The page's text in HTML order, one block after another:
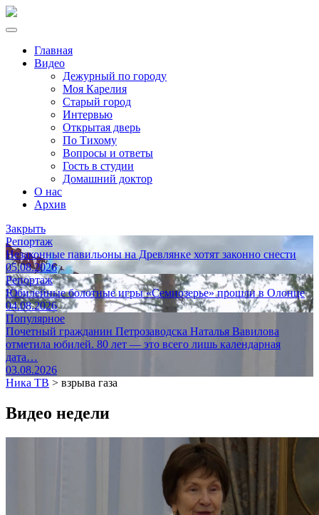
Главная
Видео
Дежурный по городу
Моя Карелия
Старый город
Интервью
Открытая дверь
По Тихому
Вопросы и ответы
Гость в студии
Домашний доктор
О нас
Архив
Закрыть
Репортаж
Незаконные павильоны на Древлянке хотят законно снести
05.08.2026
Репортаж
Юбилейные болотные игры «Семиозерье» прошли в Олонце
04.08.2026
Популярное
Почетный гражданин Петрозаводска Наталья Вавилова
отметила юбилей. 80 лет — это всего лишь календарная
дата…
03.08.2026
Ника ТВ > взрыва газа
Видео недели